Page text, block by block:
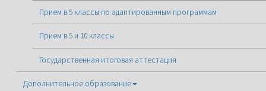
Прием в 5 классы по адаптированным программам
Прием в 5 и 10 классы
Государственная итоговая аттестация
Дополнительное образование